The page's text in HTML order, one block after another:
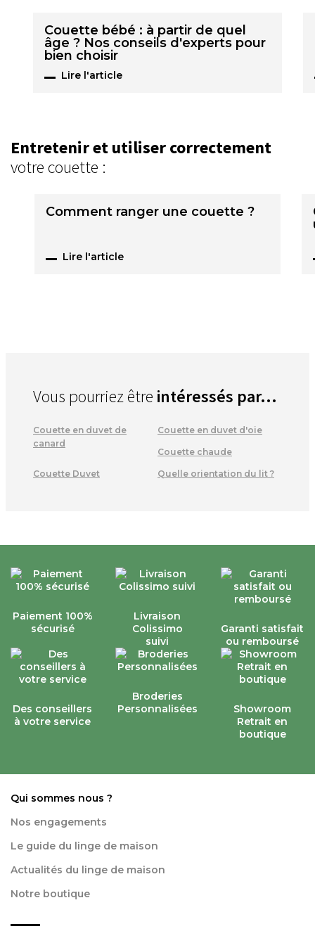
Couette bébé : à partir de quel
âge ? Nos conseils d'experts pour
bien choisir
Lire l'article
Entretenir et utiliser correctement
votre couette :
Comment ranger une couette ?
Lire l'article
Vous pourriez être intéressés par...
Couette en duvet de
canard
Couette en duvet d'oie
Couette chaude
Couette Duvet Quelle orientation du lit ?
Paiement 100%
sécurisé
Livraison
Colissimo
suivi
Garanti satisfait
ou remboursé
Des conseillers
à votre service
Broderies
Personnalisées
Showroom
Retrait en
boutique
Qui sommes nous ?
Nos engagements
Le guide du linge de maison
Actualités du linge de maison
Notre boutique